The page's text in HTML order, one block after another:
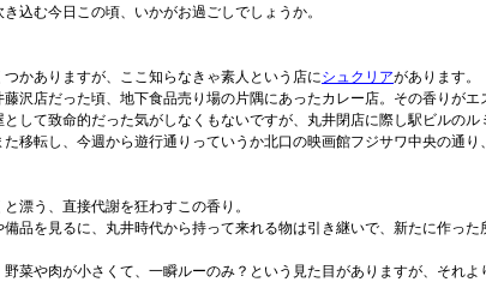
込む今日この頃、いかがお過ごしでしょうか。
かありますが、ここ知らなきゃ素人という店にシュクリアがあります。
沢店だった頃、地下食品売り場の片隅にあったカレー店。その香りが
して致命的だった気がしなくもないですが、丸井閉店に際し駅ビルのル
移転し、今週から遊行通りっていうか北口の映画館フジサワ中央の通り、
漂う、直接代謝を狂わすこの香り。
品を見るに、丸井時代から持って来れる物は引き継いで、新たに作っ
菜や肉が小さくて、一瞬ルーのみ？という見た目がありますが、それ